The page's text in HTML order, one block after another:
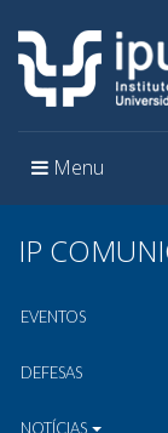
Toggle
Menu
IP
EVENTOS
DEFESAS
NOTÍCIAS